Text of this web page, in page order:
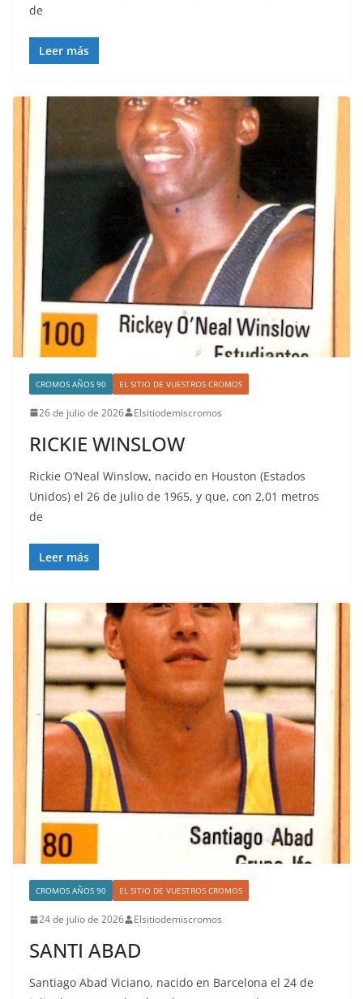
de
Leer más
CROMOS AÑOS 90 EL SITIO DE VUESTROS CROMOS
26 de julio de 2026 Elsitiodemiscromos
RICKIE WINSLOW
Rickie O’Neal Winslow, nacido en Houston (Estados
Unidos) el 26 de julio de 1965, y que, con 2,01 metros
de
Leer más
CROMOS AÑOS 90 EL SITIO DE VUESTROS CROMOS
24 de julio de 2026 Elsitiodemiscromos
SANTI ABAD
Santiago Abad Viciano, nacido en Barcelona el 24 de